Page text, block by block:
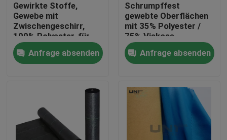
Produkte
Gewirkte Stoffe,
Gewebe mit
Zwischengeschirr,
100% Polyester, für
Bekleidungszubehör
Anfrage absenden
Schrumpffest
gewebte Oberflächen
mit 35% Polyester /
75% Viskose
Anfrage absenden